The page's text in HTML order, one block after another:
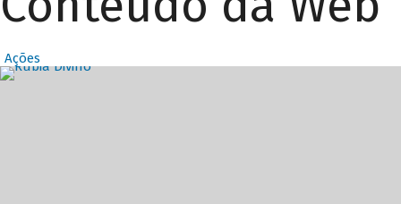
Ações
Destaques